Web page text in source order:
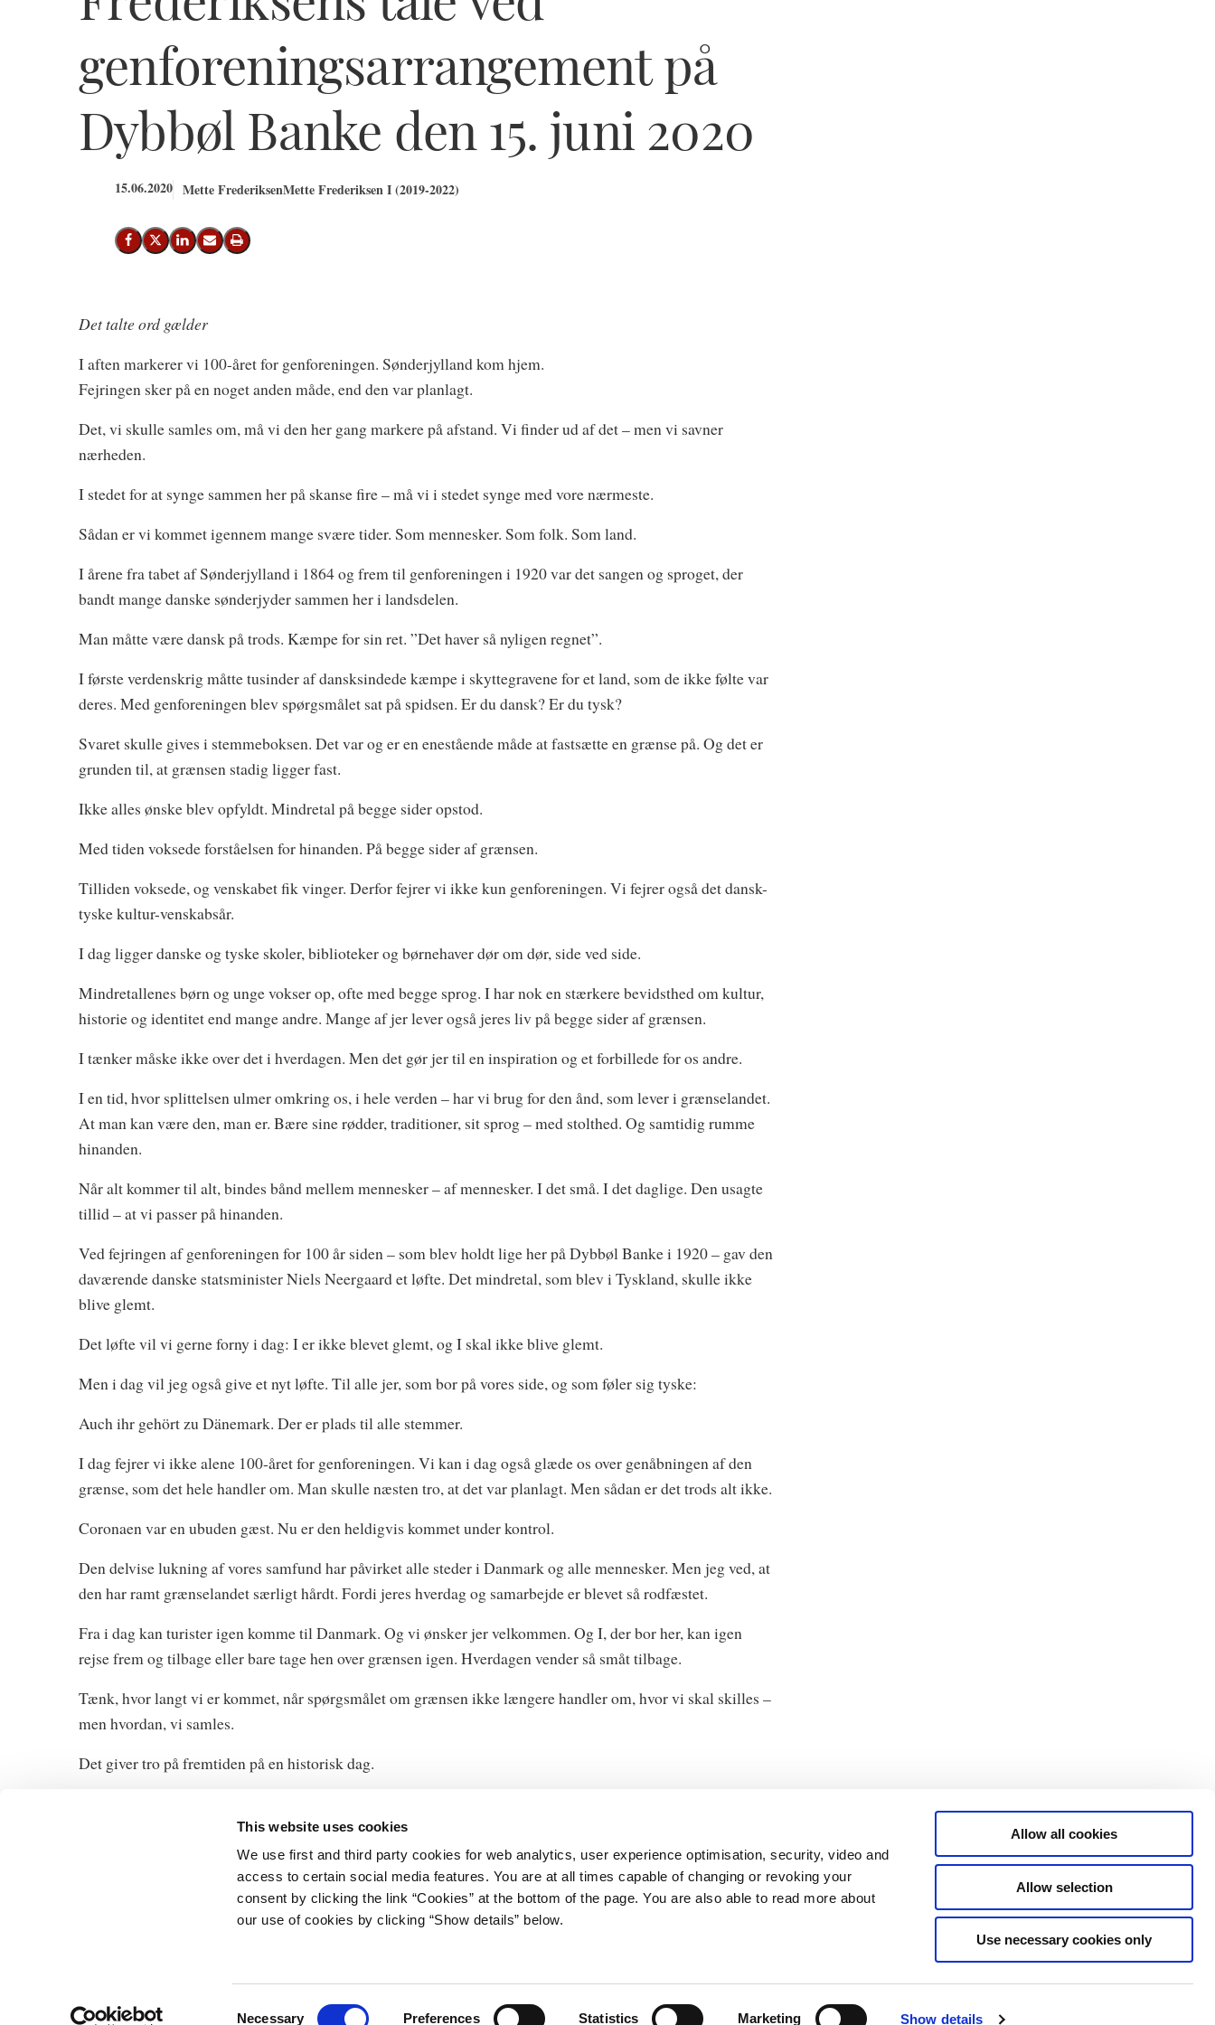
This website uses cookies
We use first and third party cookies for web analytics, user experience optimisation, security, video and
access to certain social media features. You are at all times capable of changing or revoking your
consent by clicking the link “Cookies” at the bottom of the page. You are also able to read more about
our use of cookies by clicking “Show details” below.
Necessary Preferences Statistics Marketing Show details
Allow all cookies
Allow selection
Use necessary cookies only
genforeningsarrangement på
Dybbøl Banke den 15. juni 2020
15.06.2020 Mette FrederiksenMette Frederiksen I (2019-2022)
Del på Facebook
Del på X (Twitter)
Del på LinkedIn
Send email
Print
Det talte ord gælder
I aften markerer vi 100-året for genforeningen. Sønderjylland kom hjem.
Fejringen sker på en noget anden måde, end den var planlagt.
Det, vi skulle samles om, må vi den her gang markere på afstand. Vi finder ud af det – men vi savner
nærheden.
I stedet for at synge sammen her på skanse fire – må vi i stedet synge med vore nærmeste.
Sådan er vi kommet igennem mange svære tider. Som mennesker. Som folk. Som land.
I årene fra tabet af Sønderjylland i 1864 og frem til genforeningen i 1920 var det sangen og sproget, der
bandt mange danske sønderjyder sammen her i landsdelen.
Man måtte være dansk på trods. Kæmpe for sin ret. ”Det haver så nyligen regnet”.
I første verdenskrig måtte tusinder af dansksindede kæmpe i skyttegravene for et land, som de ikke følte var
deres. Med genforeningen blev spørgsmålet sat på spidsen. Er du dansk? Er du tysk?
Svaret skulle gives i stemmeboksen. Det var og er en enestående måde at fastsætte en grænse på. Og det er
grunden til, at grænsen stadig ligger fast.
Ikke alles ønske blev opfyldt. Mindretal på begge sider opstod.
Med tiden voksede forståelsen for hinanden. På begge sider af grænsen.
Tilliden voksede, og venskabet fik vinger. Derfor fejrer vi ikke kun genforeningen. Vi fejrer også det dansk-
tyske kultur-venskabsår.
I dag ligger danske og tyske skoler, biblioteker og børnehaver dør om dør, side ved side.
Mindretallenes børn og unge vokser op, ofte med begge sprog. I har nok en stærkere bevidsthed om kultur,
historie og identitet end mange andre. Mange af jer lever også jeres liv på begge sider af grænsen.
I tænker måske ikke over det i hverdagen. Men det gør jer til en inspiration og et forbillede for os andre.
I en tid, hvor splittelsen ulmer omkring os, i hele verden – har vi brug for den ånd, som lever i grænselandet.
At man kan være den, man er. Bære sine rødder, traditioner, sit sprog – med stolthed. Og samtidig rumme
hinanden.
Når alt kommer til alt, bindes bånd mellem mennesker – af mennesker. I det små. I det daglige. Den usagte
tillid – at vi passer på hinanden.
Ved fejringen af genforeningen for 100 år siden – som blev holdt lige her på Dybbøl Banke i 1920 – gav den
daværende danske statsminister Niels Neergaard et løfte. Det mindretal, som blev i Tyskland, skulle ikke
blive glemt.
Det løfte vil vi gerne forny i dag: I er ikke blevet glemt, og I skal ikke blive glemt.
Men i dag vil jeg også give et nyt løfte. Til alle jer, som bor på vores side, og som føler sig tyske:
Auch ihr gehört zu Dänemark. Der er plads til alle stemmer.
I dag fejrer vi ikke alene 100-året for genforeningen. Vi kan i dag også glæde os over genåbningen af den
grænse, som det hele handler om. Man skulle næsten tro, at det var planlagt. Men sådan er det trods alt ikke.
Coronaen var en ubuden gæst. Nu er den heldigvis kommet under kontrol.
Den delvise lukning af vores samfund har påvirket alle steder i Danmark og alle mennesker. Men jeg ved, at
den har ramt grænselandet særligt hårdt. Fordi jeres hverdag og samarbejde er blevet så rodfæstet.
Fra i dag kan turister igen komme til Danmark. Og vi ønsker jer velkommen. Og I, der bor her, kan igen
rejse frem og tilbage eller bare tage hen over grænsen igen. Hverdagen vender så småt tilbage.
Tænk, hvor langt vi er kommet, når spørgsmålet om grænsen ikke længere handler om, hvor vi skal skilles –
men hvordan, vi samles.
Det giver tro på fremtiden på en historisk dag.
Statsministeriet
Prins Jørgens Gård 11
Databeskyttelse
Tilgængelighedserklæring
Statsministeriet på X
Rigsombudsmanden på Færøerne
Rigsombudsmanden i Grønland